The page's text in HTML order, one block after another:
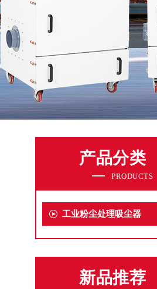
产品分类
PRODUCTS
工业粉尘处理吸尘器
新品推荐